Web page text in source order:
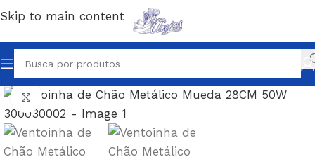
Skip to main content
Clique para ampliar